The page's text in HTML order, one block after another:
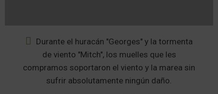
Durante el huracán "Georges" y la tormenta
de viento "Mitch", los muelles que les
compramos soportaron el viento y la marea sin
sufrir absolutamente ningún daño.